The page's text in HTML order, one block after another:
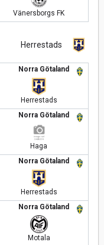
Vänersborgs FK
Herrestads
Norra Götaland
Herrestads
Norra Götaland
Haga
Norra Götaland
Herrestads
Norra Götaland
Motala